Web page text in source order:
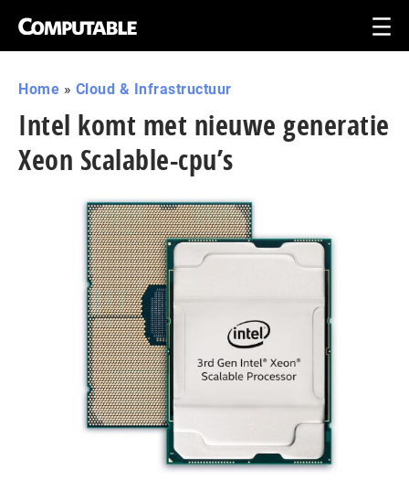
Home » Cloud & Infrastructuur
Intel komt met nieuwe generatie
Xeon Scalable-cpu’s